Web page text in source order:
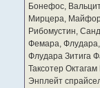
Бонефос,
Мирцера,
Рибомустин,
Фемара,
Флудара Зитига
Таксотер
Энплейт